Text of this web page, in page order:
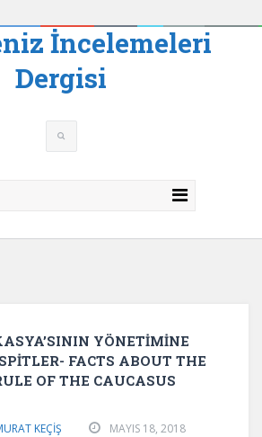
İncelemeleri
Dergisi
YÖNETİMİNE
FACTS ABOUT THE
OF THE CAUCASUS
KEÇİŞ MAYIS 18, 2018